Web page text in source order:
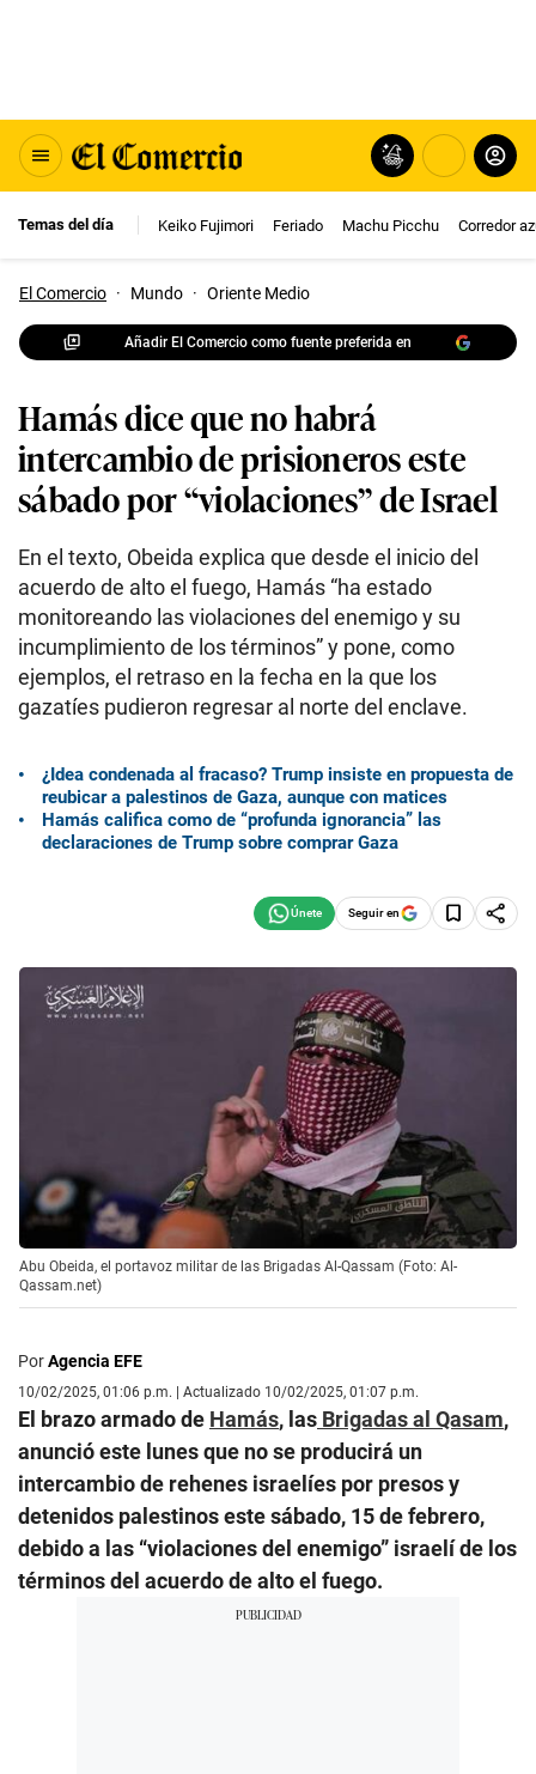
Temas del día Keiko Fujimori Feriado Machu Picchu Corredor
El Comercio · Mundo · Oriente Medio
Añadir El Comercio como fuente preferida en
Hamás dice que no habrá
intercambio de prisioneros este
sábado por “violaciones” de Israel
En el texto, Obeida explica que desde el inicio del
acuerdo de alto el fuego, Hamás “ha estado
monitoreando las violaciones del enemigo y su
incumplimiento de los términos” y pone, como
ejemplos, el retraso en la fecha en la que los
gazatíes pudieron regresar al norte del enclave.
¿Idea condenada al fracaso? Trump insiste en propuesta de
reubicar a palestinos de Gaza, aunque con matices
Hamás califica como de “profunda ignorancia” las
declaraciones de Trump sobre comprar Gaza
Seguir en
Abu Obeida, el portavoz militar de las Brigadas Al-Qassam (Foto: Al-
Qassam.net)
PorAgencia EFE
10/02/2025, 01:06 p.m. | Actualizado 10/02/2025, 01:07 p.m.
El brazo armado de Hamás, las Brigadas al Qasam,
anunció este lunes que no se producirá un
intercambio de rehenes israelíes por presos y
detenidos palestinos este sábado, 15 de febrero,
debido a las “violaciones del enemigo” israelí de los
términos del acuerdo de alto el fuego.